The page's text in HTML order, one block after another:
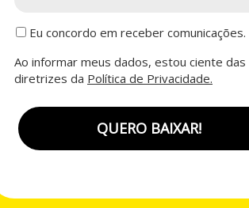
Eu concordo em receber comunicações.
Ao informar meus dados, estou ciente das
diretrizes da Política de Privacidade.
QUERO BAIXAR!